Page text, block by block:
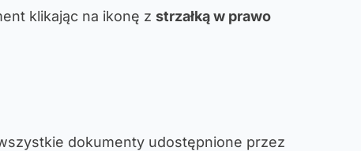
klikając na ikonę z strzałką w prawo
dokumenty udostępnione przez